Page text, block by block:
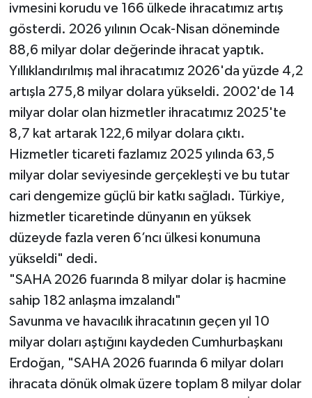
ivmesini korudu ve 166 ülkede ihracatımız artış
gösterdi. 2026 yılının Ocak-Nisan döneminde
88,6 milyar dolar değerinde ihracat yaptık.
Yıllıklandırılmış mal ihracatımız 2026'da yüzde 4,2
artışla 275,8 milyar dolara yükseldi. 2002'de 14
milyar dolar olan hizmetler ihracatımız 2025'te
8,7 kat artarak 122,6 milyar dolara çıktı.
Hizmetler ticareti fazlamız 2025 yılında 63,5
milyar dolar seviyesinde gerçekleşti ve bu tutar
cari dengemize güçlü bir katkı sağladı. Türkiye,
hizmetler ticaretinde dünyanın en yüksek
düzeyde fazla veren 6’ncı ülkesi konumuna
yükseldi" dedi.
"SAHA 2026 fuarında 8 milyar dolar iş hacmine
sahip 182 anlaşma imzalandı"
Savunma ve havacılık ihracatının geçen yıl 10
milyar doları aştığını kaydeden Cumhurbaşkanı
Erdoğan, "SAHA 2026 fuarında 6 milyar doları
ihracata dönük olmak üzere toplam 8 milyar dolar